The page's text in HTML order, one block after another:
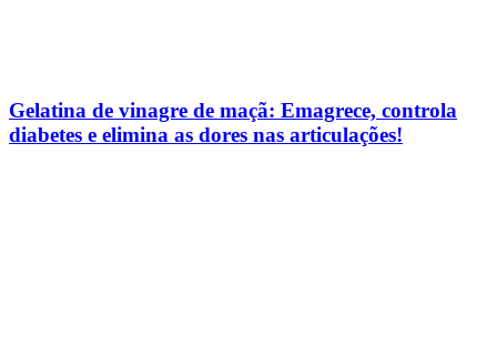
Gelatina de vinagre de maçã: Emagrece, controla
diabetes e elimina as dores nas articulações!